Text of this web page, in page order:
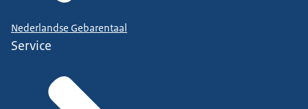
Nederlandse Gebarentaal
Service